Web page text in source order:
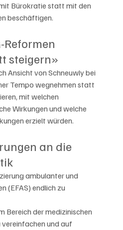
Bürokratie statt mit den
beschäftigen.
Reformen
steigern»
Ansicht von Schneuwly bei
Tempo wegnehmen statt
mit welchen
Wirkungen und welche
erzielt würden.
an die
ambulanter und
(EFAS) endlich zu
Bereich der medizinischen
und auf